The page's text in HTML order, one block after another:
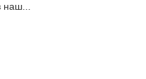
наш...